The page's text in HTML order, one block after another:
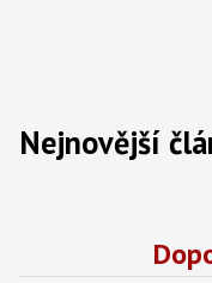
Nejnovější